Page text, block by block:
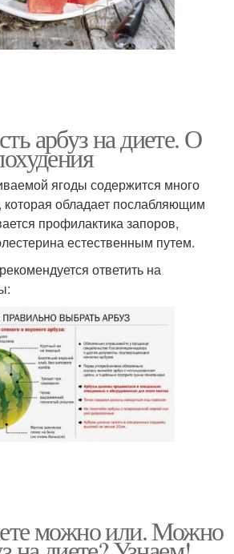
арбуз на диете. О
ягоды содержится много
которая обладает послабляющим
профилактика запоров,
естественным путем.
ответить на
можно или. Можно